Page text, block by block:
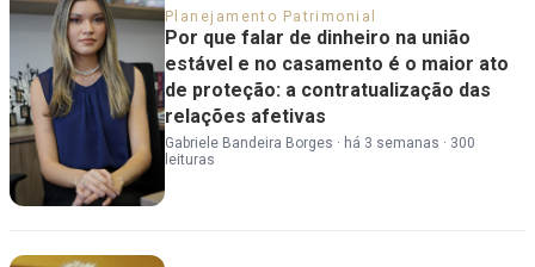
Planejamento Patrimonial
Por que falar de dinheiro na união
estável e no casamento é o maior ato
de proteção: a contratualização das
relações afetivas
Gabriele Bandeira Borges · há 3 semanas · 300
leituras